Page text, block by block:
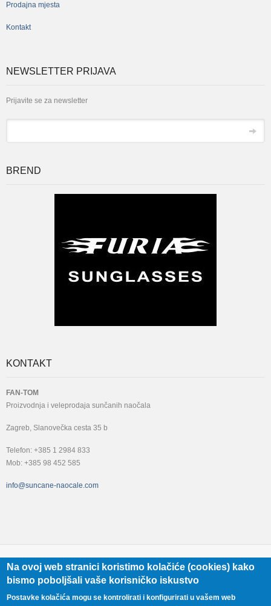
Prodajna mjesta
Kontakt
NEWSLETTER PRIJAVA
Prijavite se za newsletter
BREND
KONTAKT
FAN-TOM
Proizvodnja i veleprodaja sunčanih naočala
Zagreb, Slanovečka cesta 35 b
Telefon: +385 1 2984 833
Mob: +385 98 452 585
info@suncane-naocale.com
FAN-TOM
+385 98 452 585 Zagreb, Slanovečka cesta 35 B
Na ovoj web stranici koristimo kolačiće (cookies) kako
bismo poboljšali vaše korisničko iskustvo
Postavke kolačića mogu se kontrolirati i konfigurirati u vašem web